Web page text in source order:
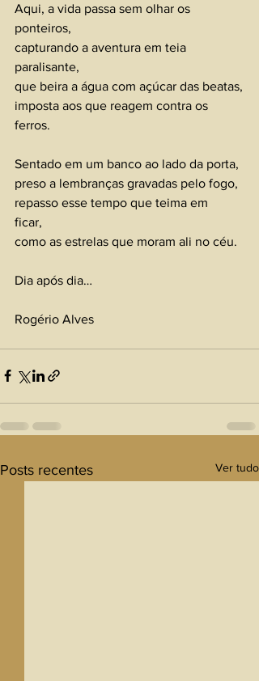
Aqui, a vida passa sem olhar os
ponteiros,
capturando a aventura em teia
paralisante,
que beira a água com açúcar das beatas,
imposta aos que reagem contra os
ferros.
Sentado em um banco ao lado da porta,
preso a lembranças gravadas pelo fogo,
repasso esse tempo que teima em
ficar,
como as estrelas que moram ali no céu.
Dia após dia…
Rogério Alves
Posts recentes Ver tudo